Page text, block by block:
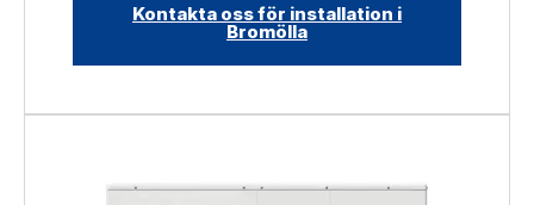
Kontakta oss för installation i
Bromölla